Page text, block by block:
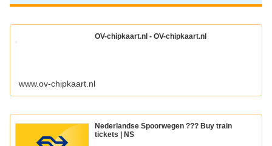
OV-chipkaart.nl - OV-chipkaart.nl
www.ov-chipkaart.nl
Nederlandse Spoorwegen ??? Buy train
tickets | NS